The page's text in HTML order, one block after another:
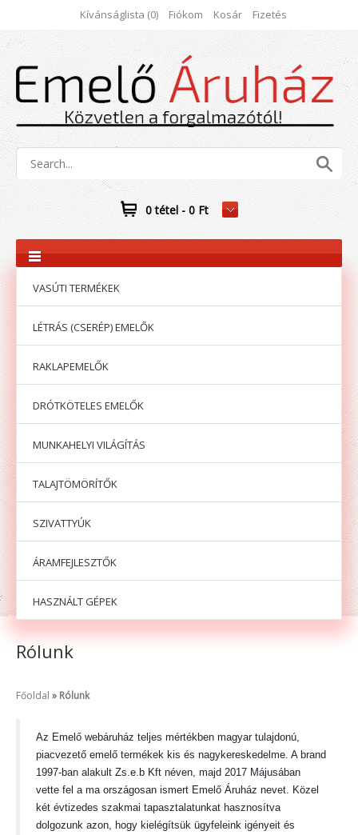
Kívánságlista (0) Fiókom Kosár Fizetés
0 tétel - 0 Ft
VASÚTI TERMÉKEK
LÉTRÁS (CSERÉP) EMELŐK
RAKLAPEMELŐK
DRÓTKÖTELES EMELŐK
MUNKAHELYI VILÁGÍTÁS
TALAJTÖMÖRÍTŐK
SZIVATTYÚK
ÁRAMFEJLESZTŐK
HASZNÁLT GÉPEK
Rólunk
Főoldal Rólunk
Az Emelő webáruház teljes mértékben magyar tulajdonú,
piacvezető emelő termékek kis és nagykereskedelme. A brand
1997-ban alakult Zs.e.b Kft néven, majd 2017 Májusában
vette fel a ma országosan ismert Emelő Áruház nevet. Közel
két évtizedes szakmai tapasztalatunkat hasznosítva
dolgozunk azon, hogy kielégítsük ügyfeleink igényeit és